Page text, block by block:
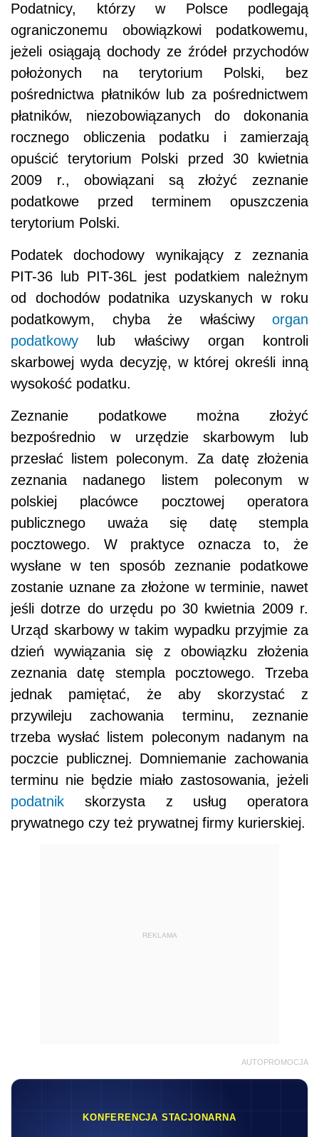
Podatnicy, którzy w Polsce podlegają
ograniczonemu obowiązkowi podatkowemu,
jeżeli osiągają dochody ze źródeł przychodów
położonych na terytorium Polski, bez
pośrednictwa płatników lub za pośrednictwem
płatników, niezobowiązanych do dokonania
rocznego obliczenia podatku i zamierzają
opuścić terytorium Polski przed 30 kwietnia
2009 r., obowiązani są złożyć zeznanie
podatkowe przed terminem opuszczenia
terytorium Polski.
Podatek dochodowy wynikający z zeznania
PIT-36 lub PIT-36L jest podatkiem należnym
od dochodów podatnika uzyskanych w roku
podatkowym, chyba że właściwy organ
podatkowy lub właściwy organ kontroli
skarbowej wyda decyzję, w której określi inną
wysokość podatku.
Zeznanie podatkowe można złożyć
bezpośrednio w urzędzie skarbowym lub
przesłać listem poleconym. Za datę złożenia
zeznania nadanego listem poleconym w
polskiej placówce pocztowej operatora
publicznego uważa się datę stempla
pocztowego. W praktyce oznacza to, że
wysłane w ten sposób zeznanie podatkowe
zostanie uznane za złożone w terminie, nawet
jeśli dotrze do urzędu po 30 kwietnia 2009 r.
Urząd skarbowy w takim wypadku przyjmie za
dzień wywiązania się z obowiązku złożenia
zeznania datę stempla pocztowego. Trzeba
jednak pamiętać, że aby skorzystać z
przywileju zachowania terminu, zeznanie
trzeba wysłać listem poleconym nadanym na
poczcie publicznej. Domniemanie zachowania
terminu nie będzie miało zastosowania, jeżeli
podatnik skorzysta z usług operatora
prywatnego czy też prywatnej firmy kurierskiej.
REKLAMA
AUTOPROMOCJA
KONFERENCJA STACJONARNA